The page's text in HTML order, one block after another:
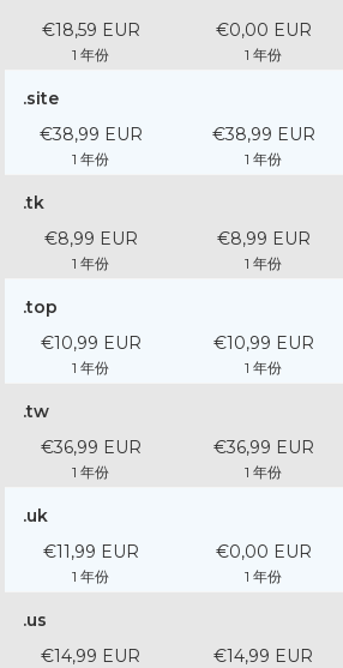
€18,59 EUR
1 年份
€0,00 EUR
1 年份
.site
€38,99 EUR
1 年份
€38,99 EUR
1 年份
.tk
€8,99 EUR
1 年份
€8,99 EUR
1 年份
.top
€10,99 EUR
1 年份
€10,99 EUR
1 年份
.tw
€36,99 EUR
1 年份
€36,99 EUR
1 年份
.uk
€11,99 EUR
1 年份
€0,00 EUR
1 年份
.us
€14,99 EUR
€14,99 EUR